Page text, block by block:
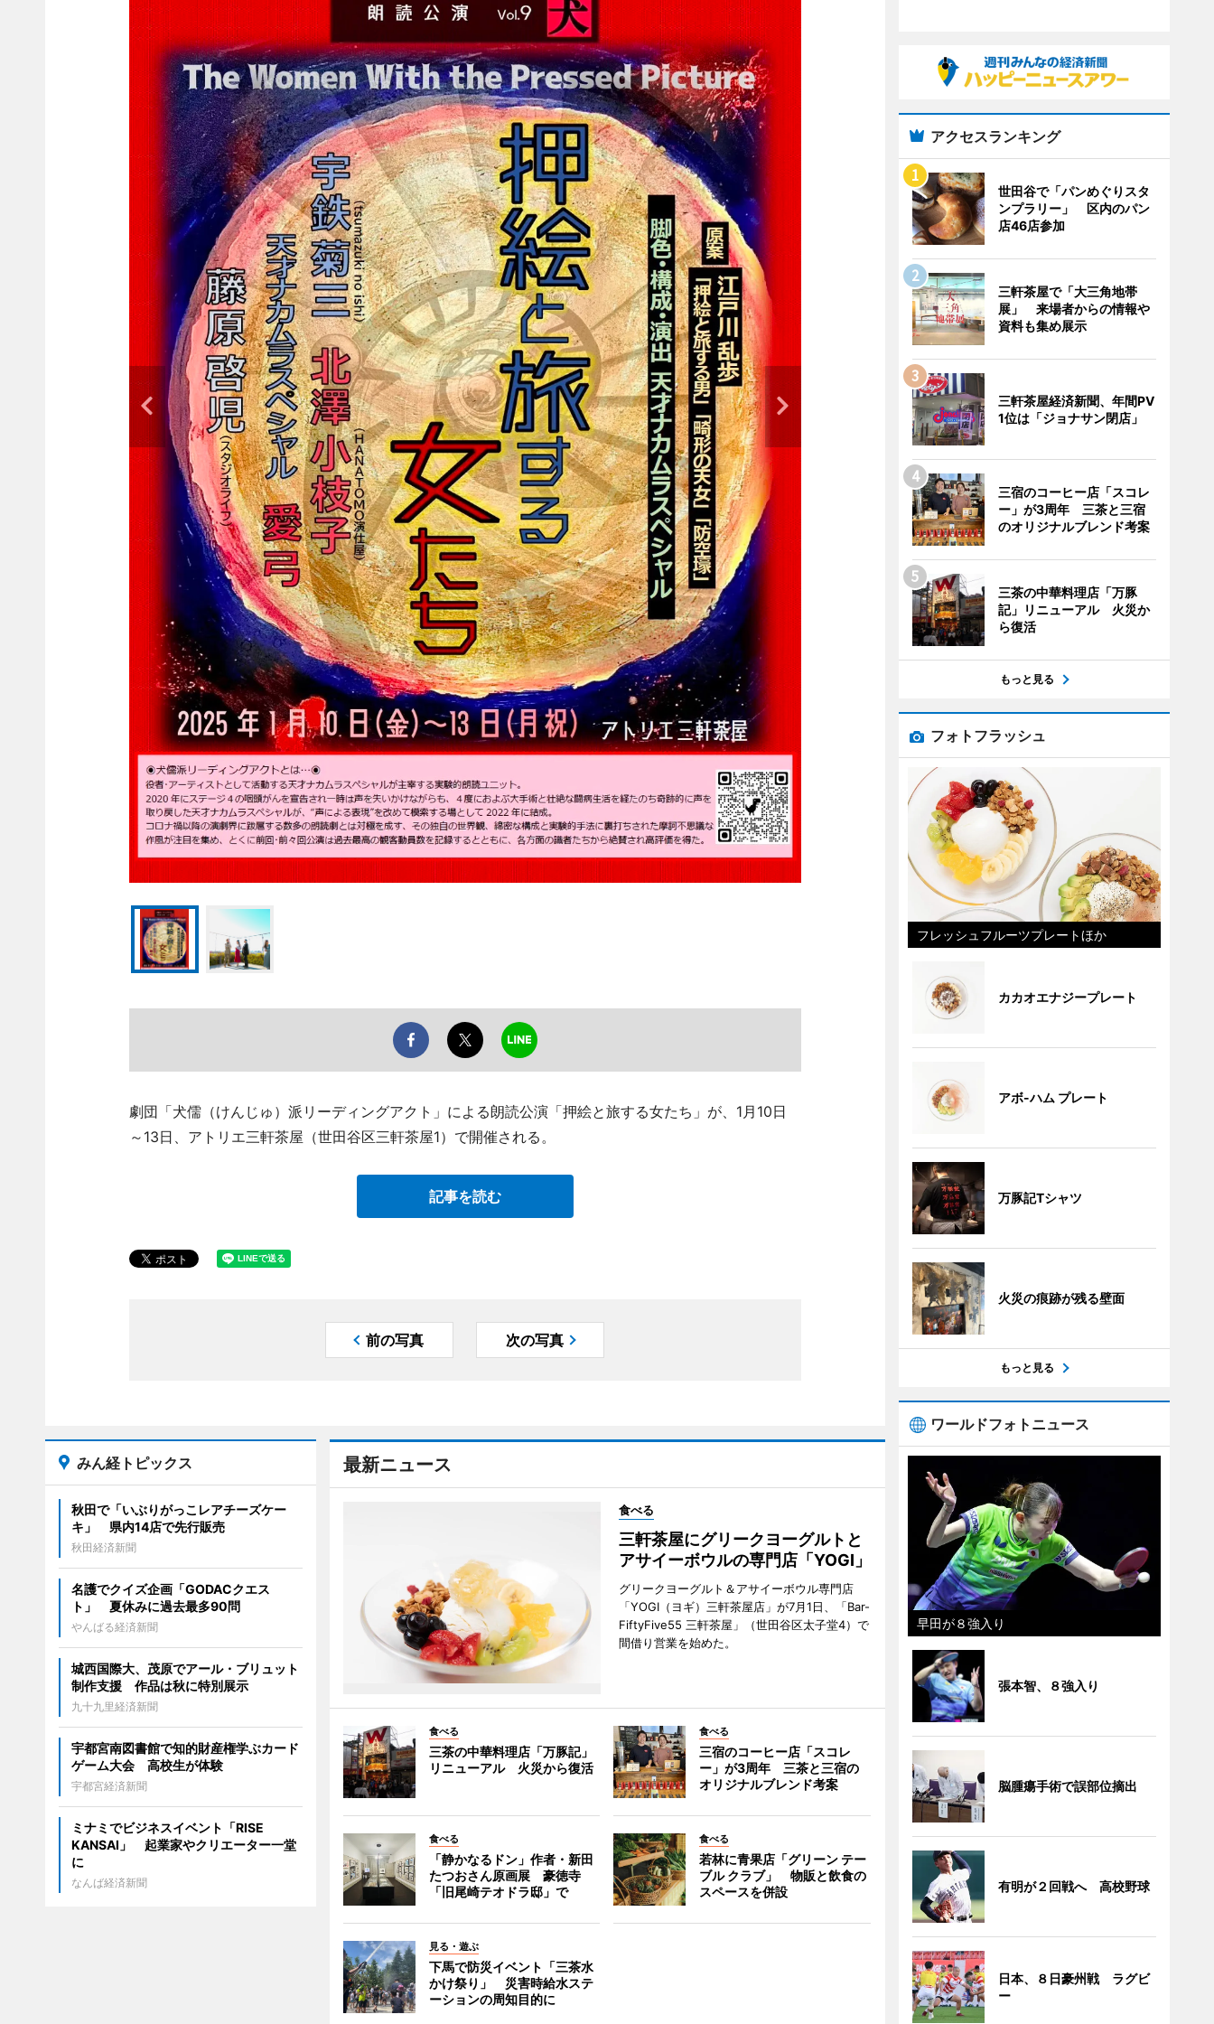
劇団「犬儒（けんじゅ）派リーディングアクト」による朗読公演「押絵と旅する女たち」が、1月10日
～13日、アトリエ三軒茶屋（世田谷区三軒茶屋1）で開催される。
記事を読む
前の写真 次の写真
最新ニュース
食べる
三軒茶屋にグリークヨーグルトと
アサイーボウルの専門店「YOGI」
グリークヨーグルト＆アサイーボウル専門店
「YOGI（ヨギ）三軒茶屋店」が7月1日、「Bar-
FiftyFive55 三軒茶屋」（世田谷区太子堂4）で
間借り営業を始めた。
食べる
三茶の中華料理店「万豚記」
リニューアル 火災から復活
食べる
三宿のコーヒー店「スコレ
ー」が3周年 三茶と三宿の
オリジナルブレンド考案
食べる
「静かなるドン」作者・新田
たつおさん原画展 豪徳寺
「旧尾崎テオドラ邸」で
食べる
若林に青果店「グリーン テー
ブル クラブ」 物販と飲食の
スペースを併設
見る・遊ぶ
下馬で防災イベント「三茶水
かけ祭り」 災害時給水ステ
ーションの周知目的に
みん経トピックス
秋田で「いぶりがっこレアチーズケー
キ」 県内14店で先行販売
秋田経済新聞
名護でクイズ企画「GODACクエス
ト」 夏休みに過去最多90問
やんばる経済新聞
城西国際大、茂原でアール・ブリュット
制作支援 作品は秋に特別展示
九十九里経済新聞
宇都宮南図書館で知的財産権学ぶカード
ゲーム大会 高校生が体験
宇都宮経済新聞
ミナミでビジネスイベント「RISE
KANSAI」 起業家やクリエーター一堂
に
なんば経済新聞
アクセスランキング
世田谷で「パンめぐりスタ
ンプラリー」 区内のパン
店46店参加
三軒茶屋で「大三角地帯
展」 来場者からの情報や
資料も集め展示
三軒茶屋経済新聞、年間PV
1位は「ジョナサン閉店」
三宿のコーヒー店「スコレ
ー」が3周年 三茶と三宿
のオリジナルブレンド考案
三茶の中華料理店「万豚
記」リニューアル 火災か
ら復活
もっと見る
フォトフラッシュ
フレッシュフルーツプレートほか
カカオエナジープレート
アボ-ハム プレート
万豚記Tシャツ
火災の痕跡が残る壁面
もっと見る
ワールドフォトニュース
早田が８強入り
張本智、８強入り
脳腫瘍手術で誤部位摘出
有明が２回戦へ 高校野球
日本、８日豪州戦 ラグビ
ー